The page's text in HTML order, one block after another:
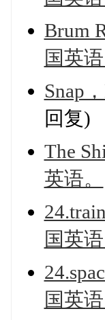
Brum
国英语
Snap
回复)
The
英语。
国英语
国英语